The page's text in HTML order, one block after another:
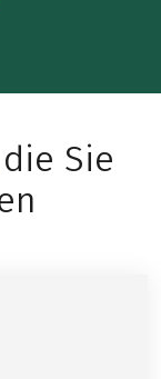
die Sie